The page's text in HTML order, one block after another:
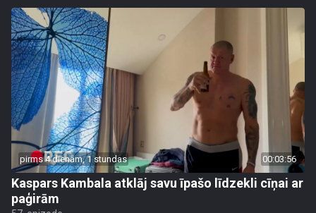
pirms 4 dienām, 1 stundas 00:03:56
Kaspars Kambala atklāj savu īpašo līdzekli cīņai ar
paģirām